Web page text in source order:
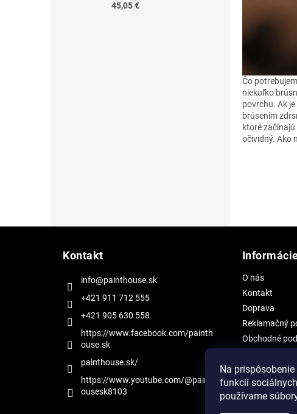
Na
funkcií
používame
45,05 €
Čo
niekoľko
povrchu. Ak
brúsením
ktoré
očividný. Ako
Kontakt
info@painthouse.sk
+421 911 712 555
+421 905 630 558
https://www.facebook.com/painth
ouse.sk
painthouse.sk/
https://www.youtube.com/@painth
ousesk8103
O nás
Kontakt
Doprava
Reklamačný
Obchodné